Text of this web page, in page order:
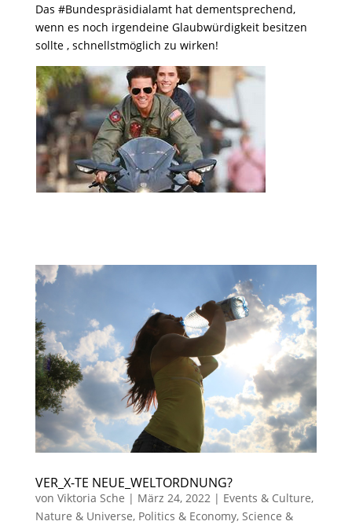
Das #Bundespräsidialamt hat dementsprechend,
wenn es noch irgendeine Glaubwürdigkeit besitzen
sollte , schnellstmöglich zu wirken!
VER_X-TE NEUE_WELTORDNUNG?
von Viktoria Sche | März 24, 2022| Events & Culture,
Nature & Universe, Politics & Economy, Science &